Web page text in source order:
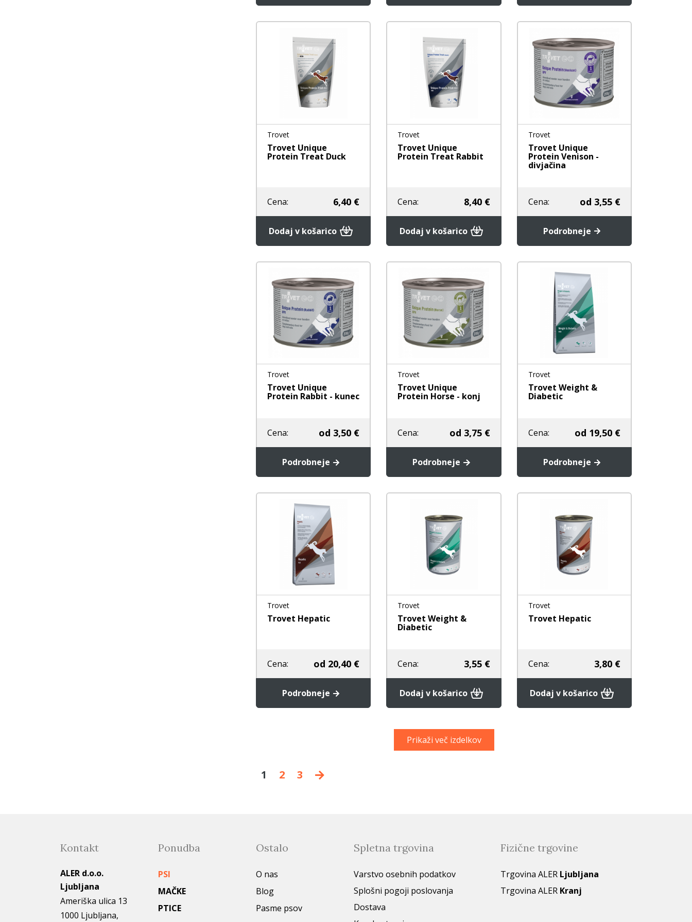
Trovet
Trovet Unique
Protein Treat Duck
Cena: 6,40 €
Dodaj v košarico
Trovet
Trovet Unique
Protein Treat Rabbit
Cena: 8,40 €
Dodaj v košarico
Trovet
Trovet Unique
Protein Venison -
divjačina
Cena: od 3,55 €
Podrobneje
Trovet
Trovet Unique
Protein Rabbit - kunec
Cena: od 3,50 €
Podrobneje
Trovet
Trovet Unique
Protein Horse - konj
Cena: od 3,75 €
Podrobneje
Trovet
Trovet Weight &
Diabetic
Cena: od 19,50 €
Podrobneje
Trovet
Trovet Hepatic
Cena: od 20,40 €
Podrobneje
Trovet
Trovet Weight &
Diabetic
Cena: 3,55 €
Dodaj v košarico
Trovet
Trovet Hepatic
Cena: 3,80 €
Dodaj v košarico
Prikaži več izdelkov
1 2 3
Kontakt
ALER d.o.o.
Ljubljana
Ameriška ulica 13
1000 Ljubljana,
Ponudba
PSI
MAČKE
PTICE
Ostalo
O nas
Blog
Pasme psov
Spletna trgovina
Varstvo osebnih podatkov
Splošni pogoji poslovanja
Dostava
Fizične trgovine
Trgovina ALER Ljubljana
Trgovina ALER Kranj